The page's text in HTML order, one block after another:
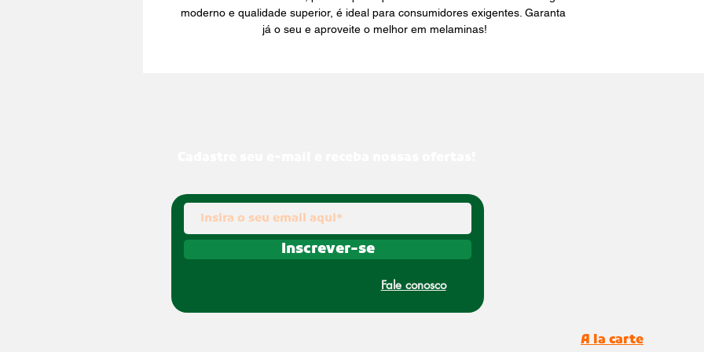
moderno e qualidade superior, é ideal para consumidores exigentes. Garanta
já o seu e aproveite o melhor em melaminas!
Inscrever-se
Fale conosco
A la carte